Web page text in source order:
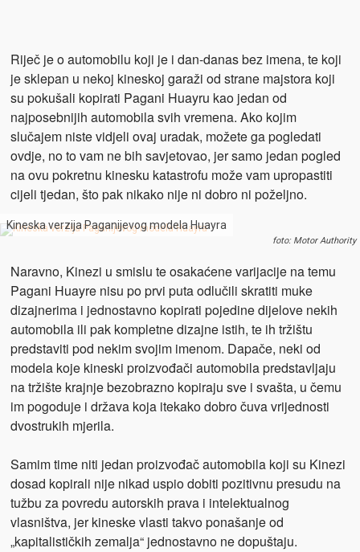
Riječ je o automobilu koji je i dan-danas bez imena, te koji
je sklepan u nekoj kineskoj garaži od strane majstora koji
su pokušali kopirati Pagani Huayru kao jedan od
najposebnijih automobila svih vremena. Ako kojim
slučajem niste vidjeli ovaj uradak, možete ga pogledati
ovdje, no to vam ne bih savjetovao, jer samo jedan pogled
na ovu pokretnu kinesku katastrofu može vam upropastiti
cijeli tjedan, što pak nikako nije ni dobro ni poželjno.
Kineska verzija Paganijevog modela Huayra
foto: Motor Authority
Naravno, Kinezi u smislu te osakaćene varijacije na temu
Pagani Huayre nisu po prvi puta odlučili skratiti muke
dizajnerima i jednostavno kopirati pojedine dijelove nekih
automobila ili pak kompletne dizajne istih, te ih tržištu
predstaviti pod nekim svojim imenom. Dapače, neki od
modela koje kineski proizvođači automobila predstavljaju
na tržište krajnje bezobrazno kopiraju sve i svašta, u čemu
im pogoduje i država koja itekako dobro čuva vrijednosti
dvostrukih mjerila.
Samim time niti jedan proizvođač automobila koji su Kinezi
dosad kopirali nije nikad uspio dobiti pozitivnu presudu na
tužbu za povredu autorskih prava i intelektualnog
vlasništva, jer kineske vlasti takvo ponašanje od
„kapitalističkih zemalja“ jednostavno ne dopuštaju.